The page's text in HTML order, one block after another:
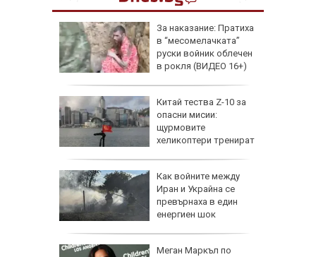
За наказание: Пратиха
в “месомелачката”
руски войник облечен
в рокля (ВИДЕО 16+)
Китай тества Z-10 за
опасни мисии:
щурмовите
хеликоптери тренират
Как войните между
Иран и Украйна се
превърнаха в един
енергиен шок
Меган Маркъл по